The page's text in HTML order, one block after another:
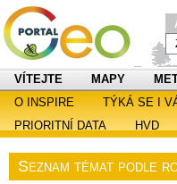
VÍTEJTE MAPY
O INSPIRE
TÝKÁ SE I
PRIORITNÍ DATA
HVD
Seznam témat podle